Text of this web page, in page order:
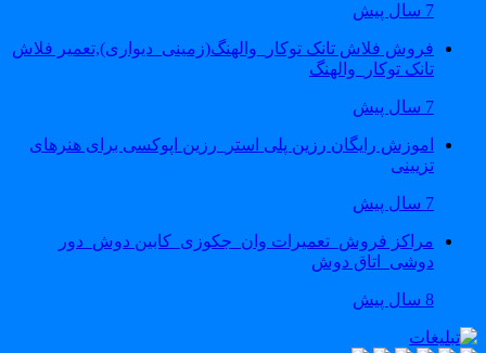
فروش فلاش تانک توکار_والهنگ(زمینی_دیواری),تعمیر فلاش
تانک توکار_والهنگ
اموزش رایگان رزین پلی استر_رزین اپوکسی برای هنرهای
تزیینی
مراکز فروش_تعمیرات وان_جکوزی_کابین دوش_دور
دوشی_اتاق دوش